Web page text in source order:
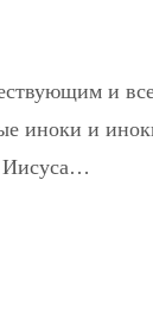
и
иноки и
Иисуса…